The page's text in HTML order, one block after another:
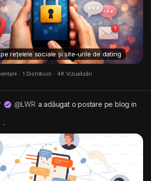
rețelele sociale și site-urile de dating
· 1 Distribuiri · 4K Vizualizări
@LWR a adăugat o postare pe blog in
·